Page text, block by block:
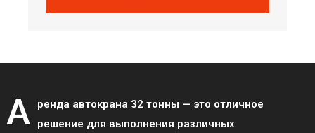
А
ренда автокрана 32 тонны — это отличное
решение для выполнения различных